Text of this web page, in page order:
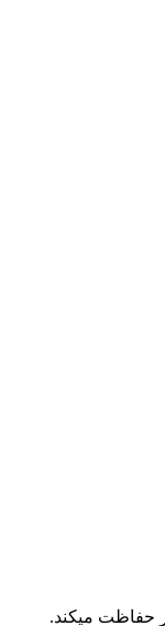
حفاظت میکند.